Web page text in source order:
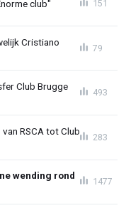
club" 151
Cristiano
79
Club Brugge
493
RSCA tot Club
283
wending rond
1477